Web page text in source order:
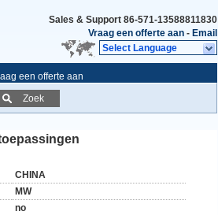
Sales & Support 86-571-13588811830
Vraag een offerte aan - Email
Select Language
een offerte aan
Zoek
CHINA
MW
no